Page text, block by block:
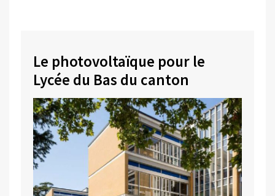
Le photovoltaïque pour le
Lycée du Bas du canton